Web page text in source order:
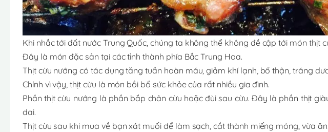
Khi nhắc tới đất nước Trung Quốc, chúng ta không thể không đề cập tới món thịt
Đây là món đặc sản tại các tỉnh thành phía Bắc Trung Hoa.
Thịt cừu nướng có tác dụng tăng tuần hoàn máu, giảm khí lạnh, bổ thận, tráng
Chính vì vậy, thịt cừu là món bồi bổ sức khỏe của rất nhiều gia đình.
Phần thịt cừu nướng là phần bắp chân cừu hoặc đùi sau cừu. Đây là phần thịt
dai.
Thịt cừu sau khi mua về bạn xát muối để làm sạch, cắt thành miếng mỏng, vừa ăn.